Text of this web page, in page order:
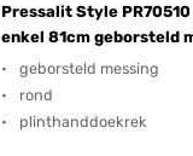
Pressalit Style
enkel 81cm geborsteld
geborsteld messing
rond
plinthanddoekrek